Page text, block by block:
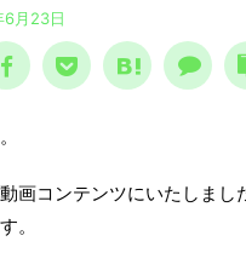
月23日
画コンテンツにいたしまし
。